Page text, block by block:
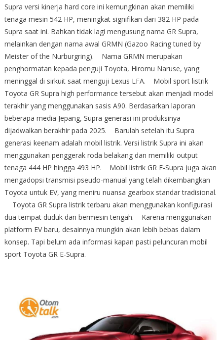
Supra versi kinerja hard core ini kemungkinan akan memiliki
tenaga mesin 542 HP, meningkat signifikan dari 382 HP pada
Supra saat ini. Bahkan tidak lagi mengusung nama GR Supra,
melainkan dengan nama awal GRMN (Gazoo Racing tuned by
Meister of the Nurburgring). Nama GRMN merupakan
penghormatan kepada penguji Toyota, Hiromu Naruse, yang
meninggal di sirkuit saat menguji Lexus LFA. Mobil sport listrik
Toyota GR Supra high performance tersebut akan menjadi model
terakhir yang menggunakan sasis A90. Berdasarkan laporan
beberapa media Jepang, Supra generasi ini produksinya
dijadwalkan berakhir pada 2025. Barulah setelah itu Supra
generasi keenam adalah mobil listrik. Versi listrik Supra ini akan
menggunakan penggerak roda belakang dan memiliki output
tenaga 444 HP hingga 493 HP. Mobil listrik GR E-Supra juga akan
mengadopsi transmisi pseudo-manual yang telah dikembangkan
Toyota untuk EV, yang meniru nuansa gearbox standar tradisional.
Toyota GR Supra listrik terbaru akan menggunakan konfigurasi
dua tempat duduk dan bermesin tengah. Karena menggunakan
platform EV baru, desainnya mungkin akan lebih bebas dalam
konsep. Tapi belum ada informasi kapan pasti peluncuran mobil
sport Toyota GR E-Supra.